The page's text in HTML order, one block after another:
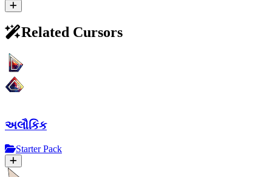
Related Cursors
અલૌકિક
Starter Pack